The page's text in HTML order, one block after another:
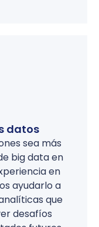
datos
sea más
big data en
en
ayudarlo a
que
desafíos